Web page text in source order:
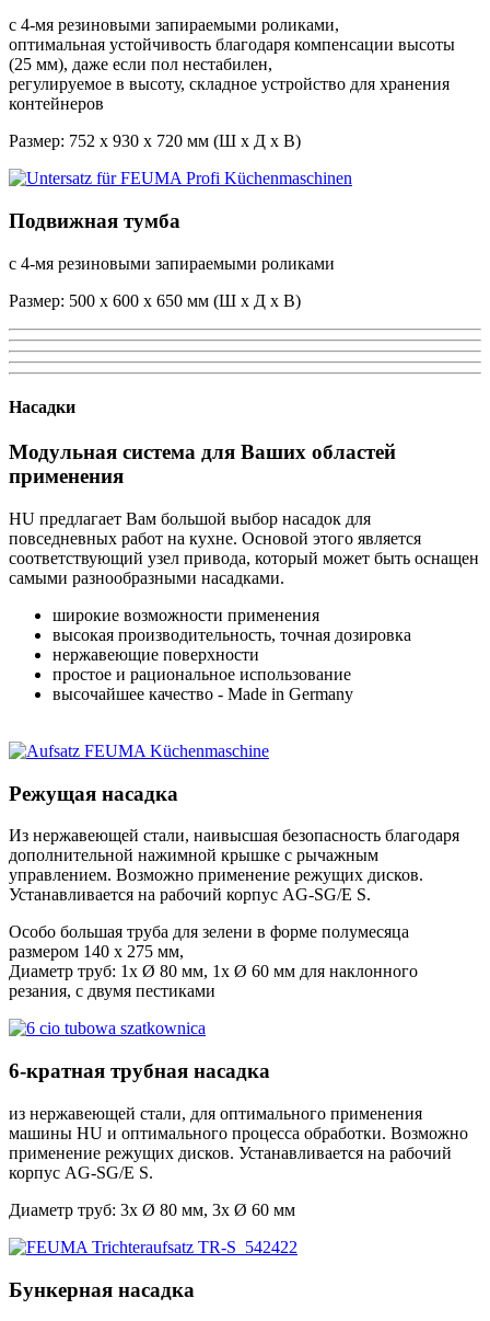
с 4-мя резиновыми запираемыми роликами,
оптимальная устойчивость благодаря компенсации высоты
(25 мм), даже если пол нестабилен,
регулируемое в высоту, складное устройство для хранения
контейнеров
Размер: 752 x 930 x 720 мм (Ш x Д x В)
Подвижная тумба
с 4-мя резиновыми запираемыми роликами
Размер: 500 x 600 x 650 мм (Ш x Д x В)
Насадки
Модульная система для Ваших областей
применения
HU предлагает Вам большой выбор насадок для
повседневных работ на кухне. Основой этого является
соответствующий узел привода, который может быть оснащен
самыми разнообразными насадками.
широкие возможности применения
высокая производительность, точная дозировка
нержавеющие поверхности
простое и рациональное использование
высочайшее качество - Made in Germany
Режущая насадка
Из нержавеющей стали, наивысшая безопасность благодаря
дополнительной нажимной крышке с рычажным
управлением. Возможно применение режущих дисков.
Устанавливается на рабочий корпус AG-SG/E S.
Особо большая труба для зелени в форме полумесяца
размером 140 x 275 мм,
Диаметр труб: 1x Ø 80 мм, 1x Ø 60 мм для наклонного
резания, с двумя пестиками
6-кратная трубная насадка
из нержавеющей стали, для оптимального применения
машины HU и оптимального процесса обработки. Возможно
применение режущих дисков. Устанавливается на рабочий
корпус AG-SG/E S.
Диаметр труб: 3x Ø 80 мм, 3x Ø 60 мм
Бункерная насадка